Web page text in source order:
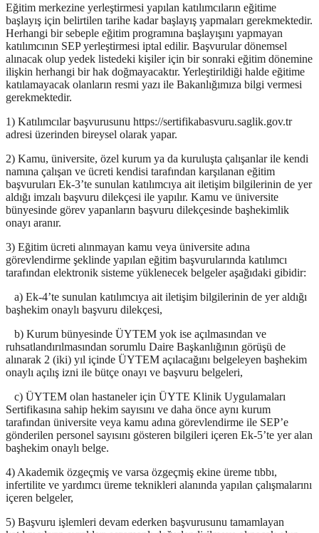
Eğitim merkezine yerleştirmesi yapılan katılımcıların eğitime
başlayış için belirtilen tarihe kadar başlayış yapmaları gerekmektedir.
Herhangi bir sebeple eğitim programına başlayışını yapmayan
katılımcının SEP yerleştirmesi iptal edilir. Başvurular dönemsel
alınacak olup yedek listedeki kişiler için bir sonraki eğitim dönemine
ilişkin herhangi bir hak doğmayacaktır. Yerleştirildiği halde eğitime
katılamayacak olanların resmi yazı ile Bakanlığımıza bilgi vermesi
gerekmektedir.
1) Katılımcılar başvurusunu https://sertifikabasvuru.saglik.gov.tr
adresi üzerinden bireysel olarak yapar.
2) Kamu, üniversite, özel kurum ya da kuruluşta çalışanlar ile kendi
namına çalışan ve ücreti kendisi tarafından karşılanan eğitim
başvuruları Ek-3’te sunulan katılımcıya ait iletişim bilgilerinin de yer
aldığı imzalı başvuru dilekçesi ile yapılır. Kamu ve üniversite
bünyesinde görev yapanların başvuru dilekçesinde başhekimlik
onayı aranır.
3) Eğitim ücreti alınmayan kamu veya üniversite adına
görevlendirme şeklinde yapılan eğitim başvurularında katılımcı
tarafından elektronik sisteme yüklenecek belgeler aşağıdaki gibidir:
a) Ek-4’te sunulan katılımcıya ait iletişim bilgilerinin de yer aldığı
başhekim onaylı başvuru dilekçesi,
b) Kurum bünyesinde ÜYTEM yok ise açılmasından ve
ruhsatlandırılmasından sorumlu Daire Başkanlığının görüşü de
alınarak 2 (iki) yıl içinde ÜYTEM açılacağını belgeleyen başhekim
onaylı açılış izni ile bütçe onayı ve başvuru belgeleri,
c) ÜYTEM olan hastaneler için ÜYTE Klinik Uygulamaları
Sertifikasına sahip hekim sayısını ve daha önce aynı kurum
tarafından üniversite veya kamu adına görevlendirme ile SEP’e
gönderilen personel sayısını gösteren bilgileri içeren Ek-5’te yer alan
başhekim onaylı belge.
4) Akademik özgeçmiş ve varsa özgeçmiş ekine üreme tıbbı,
infertilite ve yardımcı üreme teknikleri alanında yapılan çalışmalarını
içeren belgeler,
5) Başvuru işlemleri devam ederken başvurusunu tamamlayan